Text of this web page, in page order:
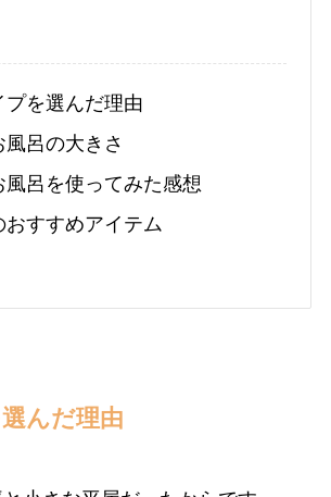
プを選んだ理由
風呂の大きさ
風呂を使ってみた感想
おすすめアイテム
んだ理由